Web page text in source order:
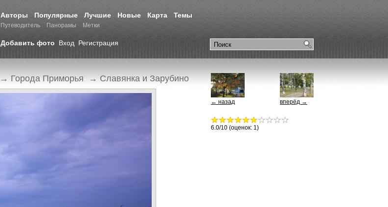
Авторы Популярные Лучшие Новые Карта Темы
Путеводитель Панорамы Метки
Добавить фото Вход Регистрация
→ Города Приморья → Славянка и Зарубино
вперёд →
← назад
6.0/10 (оценок: 1)